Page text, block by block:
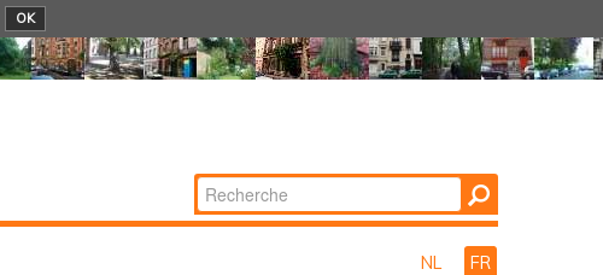
OK
Chercher par
Recherche
NL FR